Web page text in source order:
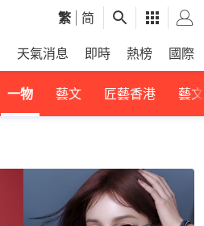
繁 简
天氣消息 即時 熱榜 國際
一物 藝文 匠藝香港 藝